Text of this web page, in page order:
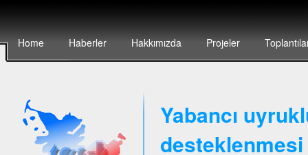
Home Haberler Hakkımızda Projeler
Yabancı